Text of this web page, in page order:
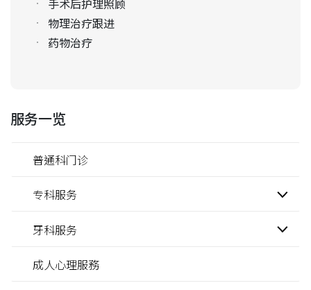
服务一览
普通科门诊
专科服务
牙科服务
成人心理服務
手术后护理照顾
物理治疗跟进
药物治疗